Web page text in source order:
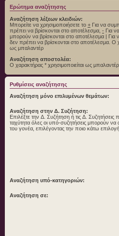
Ερώτημα αναζήτησης
Αναζήτηση λέξεων κλειδιών:
Μπορείτε να χρησιμοποιήσετε το + Για να
πρέπει να βρίσκονται στο αποτέλεσμα, - Για
μπορούν να βρίσκονται στο αποτέλεσμα | Για
δεν πρέπει να βρίσκονται στο αποτέλεσμα. Ο
ως μπαλαντέρ
Αναζήτηση αποστολέα:
Ο χαρακτήρας * χρησιμοποιείται ως μπαλαντέρ
Ρυθμίσεις αναζήτησης
Αναζήτηση μόνο επιλυμένων θεμάτων:
Αναζήτηση στην Δ. Συζήτηση:
Επιλέξτε την Δ. Συζήτηση ή τις Δ. Συζητήσεις
ταχύτητα όλες οι υπό-συζητήσεις μπορούν να
του γονέα, επιλέγοντας την ποιο κάτω επιλογή.
Αναζήτηση υπό-κατηγοριών:
Αναζήτηση σε: